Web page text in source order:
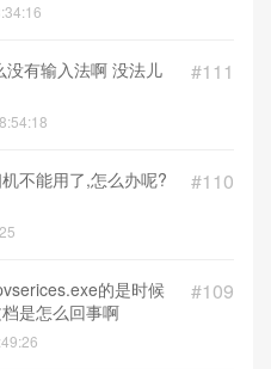
#111
有输入法啊 没法儿
#110
不能用了,怎么办呢?
#109
的是时候
是怎么回事啊